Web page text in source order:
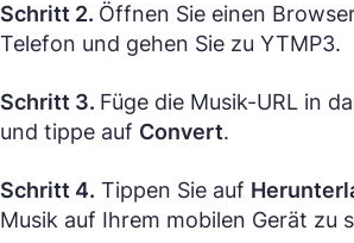
Schritt 2. Öffnen Sie einen
Telefon und gehen Sie zu YTMP3.
Schritt 3. Füge die Musik-URL in
und tippe auf Convert.
Schritt 4. Tippen Sie auf
Musik auf Ihrem mobilen Gerät zu